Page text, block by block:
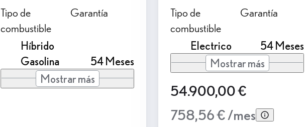
Tipo de
combustible
Híbrido
Gasolina
Garantía
54 Meses
Mostrar más
Tipo de
combustible
Electrico
Garantía
54 Meses
Mostrar más
54.900,00 €
758,56 € /mes